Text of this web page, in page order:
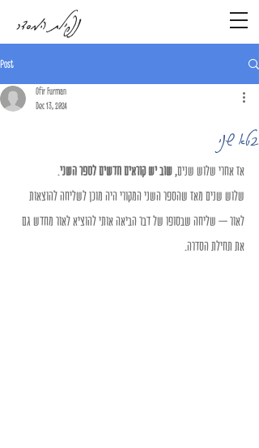
נפילת המסדר
Post
בטא שני
Ofir Furman
Dec 13, 2024
אז אחרי שלוש שנים, שוב יש קוראים חדשים לספר השני.
שלוש שנים מאז שהספר השני המקורי היה מוכן לשליחה להוצאות
לאור – שליחה שבסופו של דבר הביאה אותי להוציא לאור מחדש גם
את תחילת הסדרה.